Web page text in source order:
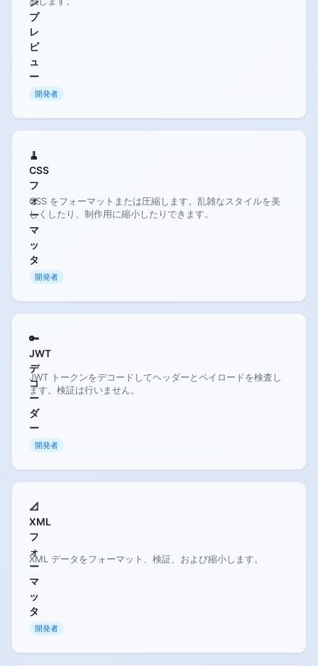
プ
レ
ビ
ュ
ー
開発者
🧹
CSS
フ
ォ
ー
マ
ッ
タ
CSS をフォーマットまたは圧縮します。乱雑なスタイルを美
しくしたり、制作用に縮小したりできます。
開発者
🔑
JWT
デ
コ
ー
ダ
ー
JWT トークンをデコードしてヘッダーとペイロードを検査し
ます。検証は行いません。
開発者
📐
XML
フ
ォ
ー
マ
ッ
タ
XML データをフォーマット、検証、および縮小します。
開発者